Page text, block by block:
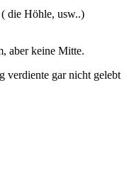
die Höhle, usw..)
aber keine Mitte.
verdiente gar nicht gelebt